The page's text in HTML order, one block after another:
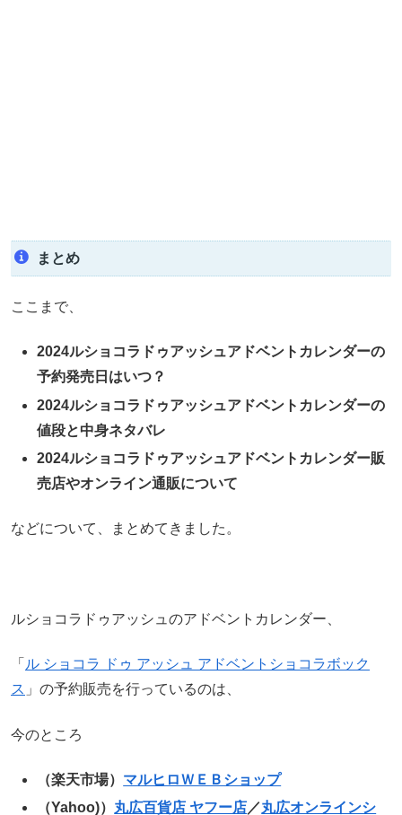
まとめ
ここまで、
2024ルショコラドゥアッシュアドベントカレンダーの
予約発売日はいつ？
2024ルショコラドゥアッシュアドベントカレンダーの
値段と中身ネタバレ
2024ルショコラドゥアッシュアドベントカレンダー販
売店やオンライン通販について
などについて、まとめてきました。
ルショコラドゥアッシュのアドベントカレンダー、
「 ル ショコラ ドゥ アッシュ アドベントショコラボック
ス 」の予約販売を行っているのは、
今のところ
（楽天市場） マルヒロＷＥＢショップ
（Yahoo)） 丸広百貨店 ヤフー店／丸広オンラインシ